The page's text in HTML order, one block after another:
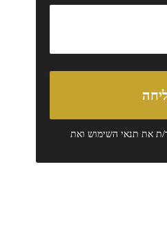
ת את תנאי השימושואת